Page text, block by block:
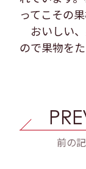
ってこその
おいしい
ので果物を
前の